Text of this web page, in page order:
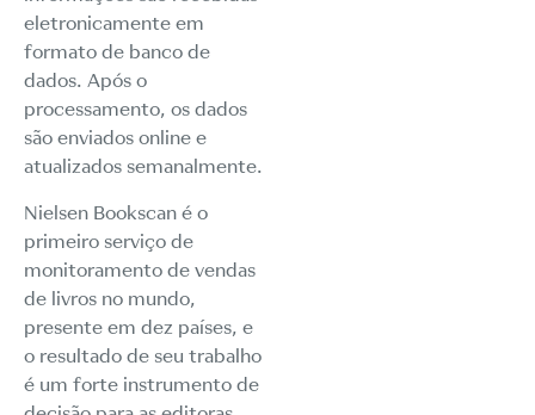
eletronicamente em
formato de banco de
dados. Após o
processamento, os dados
são enviados online e
atualizados semanalmente.
Nielsen Bookscan é o
primeiro serviço de
monitoramento de vendas
de livros no mundo,
presente em dez países, e
o resultado de seu trabalho
é um forte instrumento de